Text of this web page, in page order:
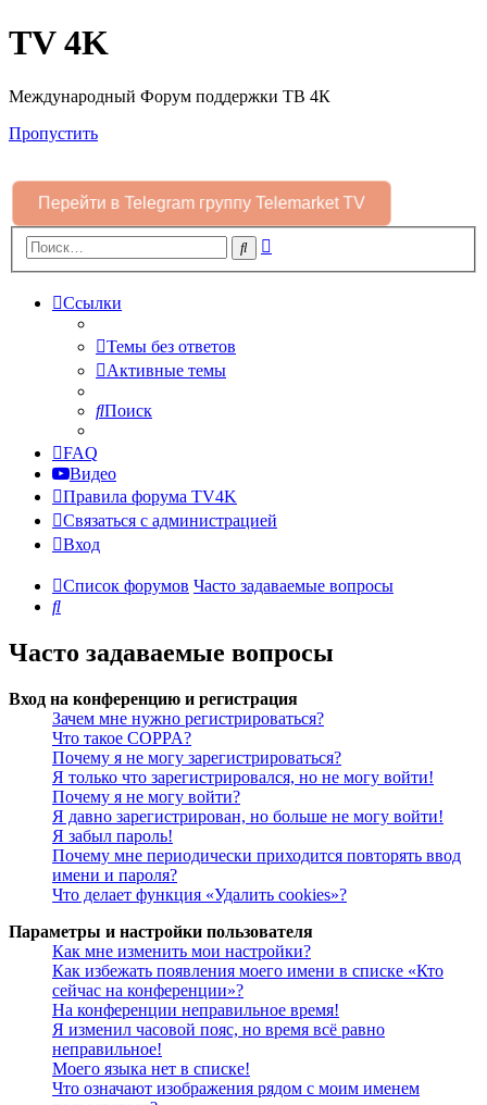
TV 4K
Международный Форум поддержки ТВ 4К
Пропустить
Перейти в Telegram группу Telemarket TV
Поиск
Ссылки
Темы без ответов
Активные темы
Поиск
FAQ
Видео
Правила форума TV4K
Связаться с администрацией
Вход
Список форумов Часто задаваемые вопросы
Поиск
Часто задаваемые вопросы
Вход на конференцию и регистрация
Зачем мне нужно регистрироваться?
Что такое COPPA?
Почему я не могу зарегистрироваться?
Я только что зарегистрировался, но не могу войти!
Почему я не могу войти?
Я давно зарегистрирован, но больше не могу войти!
Я забыл пароль!
Почему мне периодически приходится повторять ввод
имени и пароля?
Что делает функция «Удалить cookies»?
Параметры и настройки пользователя
Как мне изменить мои настройки?
Как избежать появления моего имени в списке «Кто
сейчас на конференции»?
На конференции неправильное время!
Я изменил часовой пояс, но время всё равно
неправильное!
Моего языка нет в списке!
Что означают изображения рядом с моим именем